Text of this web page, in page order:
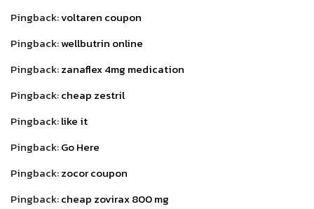
Pingback:voltaren coupon
Pingback:wellbutrin online
Pingback:zanaflex 4mg medication
Pingback:cheap zestril
Pingback:like it
Pingback:Go Here
Pingback:zocor coupon
Pingback:cheap zovirax 800 mg